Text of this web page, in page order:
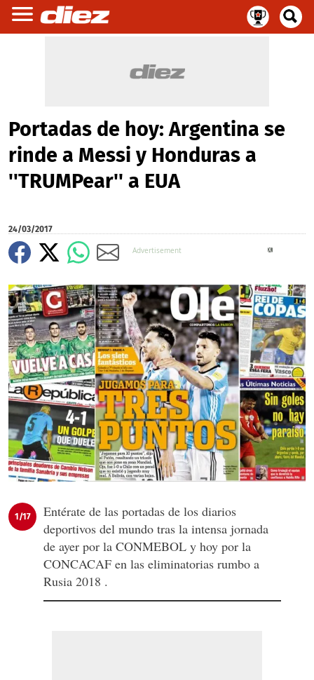
Portadas de hoy: Argentina se
rinde a Messi y Honduras a
''TRUMPear'' a EUA
24/03/2017
1/17
Entérate de las portadas de los diarios
deportivos del mundo tras la intensa jornada
de ayer por la CONMEBOL y hoy por la
CONCACAF en las eliminatorias rumbo a
Rusia 2018 .
X